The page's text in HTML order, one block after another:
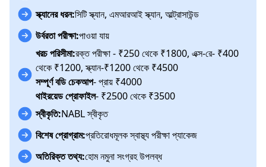
স্ক্যানের ধরন:সিটি স্ক্যান, এমআরআই স্ক্যান, আল্ট্রাসাউন্ড
উর্বরতা পরীক্ষা:পাওয়া যায়
খরচ পরিসীমা:রক্ত পরীক্ষা - ₹250 থেকে ₹1800, এক্স-রে- ₹400
থেকে ₹1200, স্ক্যান-₹1200 থেকে ₹4500
সম্পূর্ণ বডি চেকআপ- প্রায় ₹4000
থাইরয়েড প্রোফাইল- ₹2500 থেকে ₹3500
স্বীকৃতি:NABL স্বীকৃত
বিশেষ প্রোগ্রাম:প্রতিরোধমূলক স্বাস্থ্য পরীক্ষা প্যাকেজ
অতিরিক্ত তথ্য:হোম নমুনা সংগ্রহ উপলব্ধ